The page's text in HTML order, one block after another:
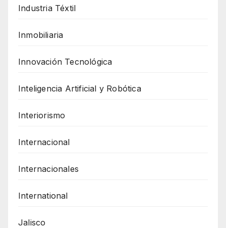
Industria Téxtil
Inmobiliaria
Innovación Tecnológica
Inteligencia Artificial y Robótica
Interiorismo
Internacional
Internacionales
International
Jalisco